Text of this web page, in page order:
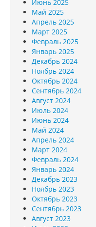
Июнь 2025
Май 2025
Апрель 2025
Март 2025
Февраль 2025
Январь 2025
Декабрь 2024
Ноябрь 2024
Октябрь 2024
Сентябрь 2024
Август 2024
Июль 2024
Июнь 2024
Май 2024
Апрель 2024
Март 2024
Февраль 2024
Январь 2024
Декабрь 2023
Ноябрь 2023
Октябрь 2023
Сентябрь 2023
Август 2023